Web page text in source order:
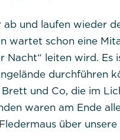
und laufen wieder
wartet schon eine
Nacht“ leiten wird.
durchführen
und Co, die im
waren am Ende
über
eindeutige
gelöscht,